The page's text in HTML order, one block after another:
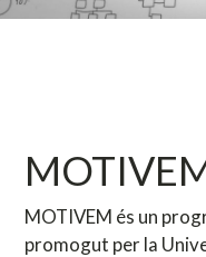
MOTIVEM és un
promogut per la